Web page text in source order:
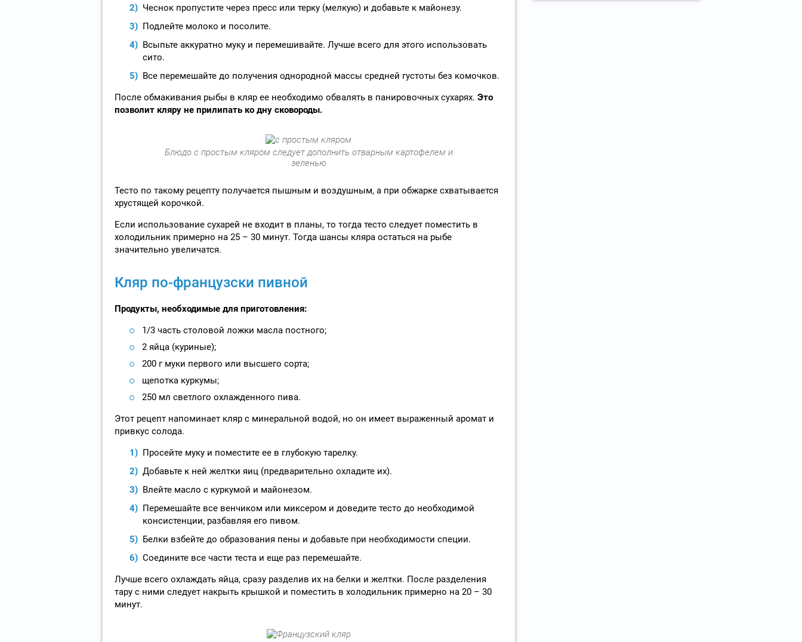
Чеснок пропустите через пресс или терку (мелкую) и добавьте к майонезу.
Подлейте молоко и посолите.
Всыпьте аккуратно муку и перемешивайте. Лучше всего для этого использовать
сито.
Все перемешайте до получения однородной массы средней густоты без комочков.
После обмакивания рыбы в кляр ее необходимо обвалять в панировочных сухарях. Это
позволит кляру не прилипать ко дну сковороды.
Блюдо с простым кляром следует дополнить отварным картофелем и
зеленью
Тесто по такому рецепту получается пышным и воздушным, а при обжарке схватывается
хрустящей корочкой.
Если использование сухарей не входит в планы, то тогда тесто следует поместить в
холодильник примерно на 25 – 30 минут. Тогда шансы кляра остаться на рыбе
значительно увеличатся.
Кляр по-французски пивной
Продукты, необходимые для приготовления:
1/3 часть столовой ложки масла постного;
2 яйца (куриные);
200 г муки первого или высшего сорта;
щепотка куркумы;
250 мл светлого охлажденного пива.
Этот рецепт напоминает кляр с минеральной водой, но он имеет выраженный аромат и
привкус солода.
Просейте муку и поместите ее в глубокую тарелку.
Добавьте к ней желтки яиц (предварительно охладите их).
Влейте масло с куркумой и майонезом.
Перемешайте все венчиком или миксером и доведите тесто до необходимой
консистенции, разбавляя его пивом.
Белки взбейте до образования пены и добавьте при необходимости специи.
Соедините все части теста и еще раз перемешайте.
Лучше всего охлаждать яйца, сразу разделив их на белки и желтки. После разделения
тару с ними следует накрыть крышкой и поместить в холодильник примерно на 20 – 30
минут.